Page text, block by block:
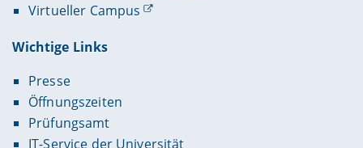
Virtueller Campus
Wichtige Links
Presse
Öffnungszeiten
Prüfungsamt
IT-Service der Universität